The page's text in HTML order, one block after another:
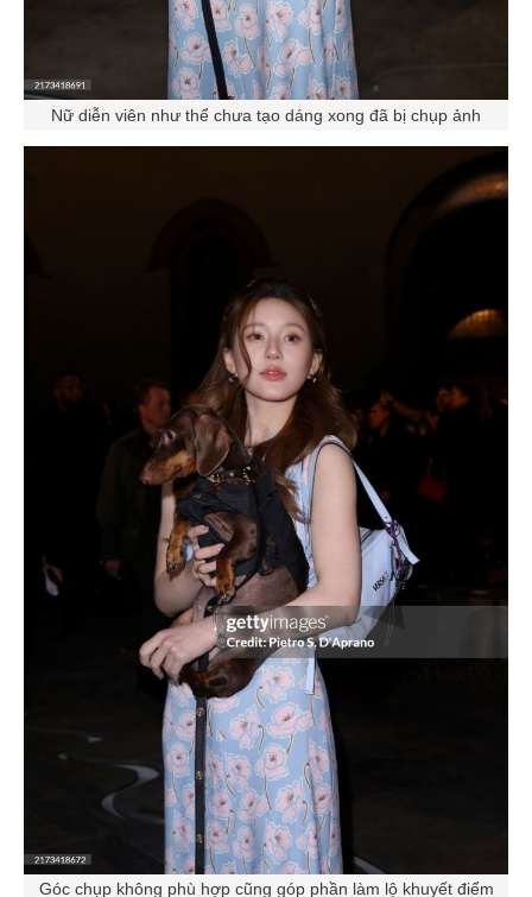
Nữ diễn viên như thể chưa tạo dáng xong đã bị chụp ảnh
Góc chụp không phù hợp cũng góp phần làm lộ khuyết điểm